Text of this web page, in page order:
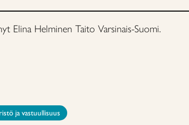
Elina Helminen Taito Varsinais-Suomi.
ja vastuullisuus